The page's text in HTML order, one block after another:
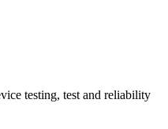
testing, test and reliability